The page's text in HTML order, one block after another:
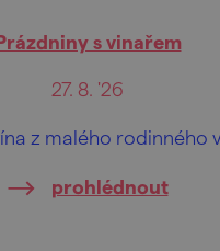
s vinařem
27. 8. '26
z malého rodinného
prohlédnout